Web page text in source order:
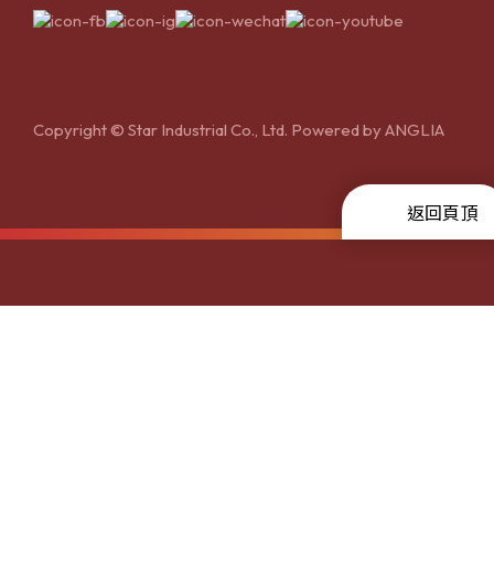
Copyright © Star Industrial Co., Ltd. Powered byANGLIA
返回頁頂